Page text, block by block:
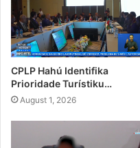
CPLP Hahú Identifika
Prioridade Turístiku…
August 1, 2026